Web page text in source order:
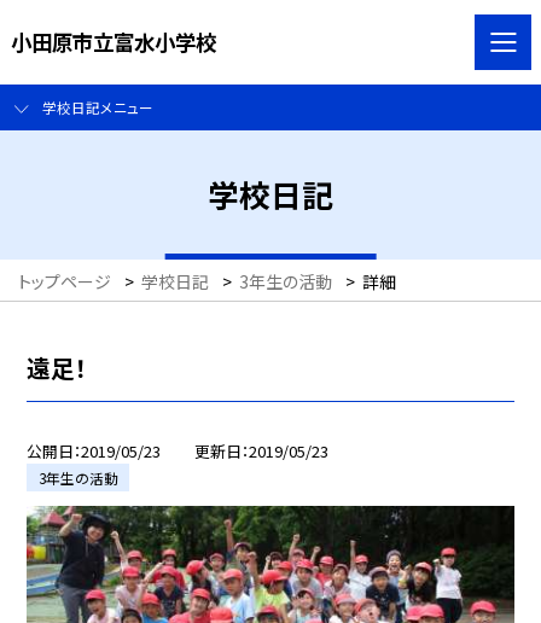
小田原市立富水小学校
学校日記メニュー
学校日記
トップページ > 学校日記 > 3年生の活動 > 詳細
遠足！
公開日 2019/05/23 更新日 2019/05/23
3年生の活動